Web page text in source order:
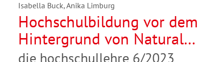
Isabella Buck, Anika Limburg
Hochschulbildung vor dem
Hintergrund von Natural
Language Processing (KI-
die hochschullehre 6/2023